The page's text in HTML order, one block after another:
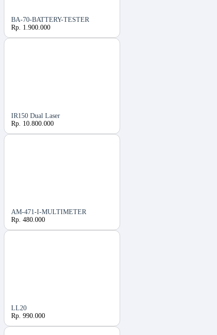
BA-70-BATTERY-TESTER
Rp. 1.900.000
IR150 Dual Laser
Rp. 10.800.000
AM-471-I-MULTIMETER
Rp. 480.000
LL20
Rp. 990.000